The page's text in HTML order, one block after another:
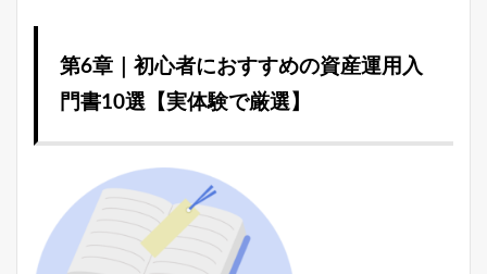
第6章｜初心者におすすめの資産運用入
門書10選【実体験で厳選】